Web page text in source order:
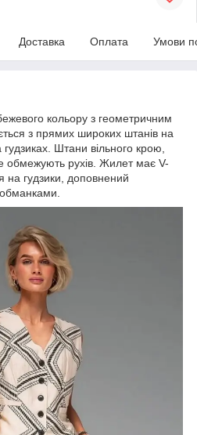
Доставка Оплата Умови
кольору з геометричним
з прямих широких штанів на
гудзиках. Штани вільного крою,
обмежують рухів. Жилет має V-
на гудзики, доповнений